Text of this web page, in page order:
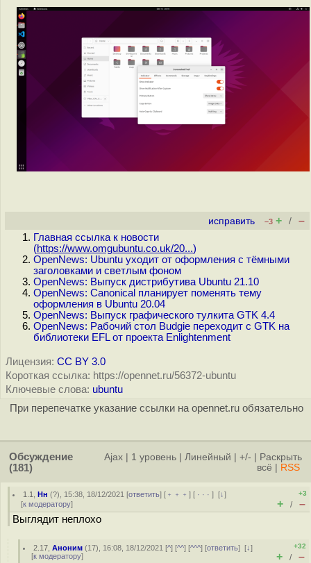
исправить –3 + / –
Главная ссылка к новости
(https://www.omgubuntu.co.uk/20...)
OpenNews: Ubuntu уходит от оформления с тёмными
заголовками и светлым фоном
OpenNews: Выпуск дистрибутива Ubuntu 21.10
OpenNews: Canonical планирует поменять тему
оформления в Ubuntu 20.04
OpenNews: Выпуск графического тулкита GTK 4.4
OpenNews: Рабочий стол Budgie переходит с GTK на
библиотеки EFL от проекта Enlightenment
Лицензия: CC BY 3.0
Короткая ссылка: https://opennet.ru/56372-ubuntu
Ключевые слова: ubuntu
При перепечатке указание ссылки на opennet.ru обязательно
Обсуждение
(181)
Ajax 1 уровень Линейный +/-
Раскрыть
всё
RSS
1.1 ,Нн (?), 15:38, 18/12/2021 [ответить] [ ﹢﹢﹢] [ · · ·][↓]
[к модератору]
+3
+ / –
Выглядит неплохо
2.17 ,Аноним (17), 16:08, 18/12/2021 [^] [^^] [^^^] [ответить][↓]
[к модератору]
+32
+ / –